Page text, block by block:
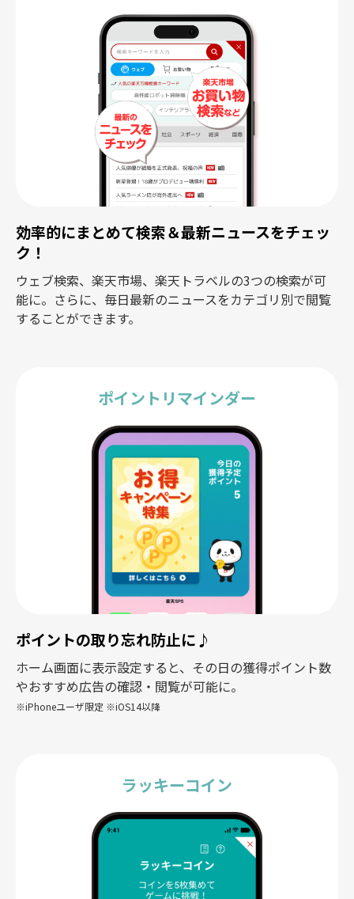
効率的にまとめて検索＆最新ニュースをチェッ
ク！
ウェブ検索、楽天市場、楽天トラベルの3つの検索が可
能に。さらに、毎日最新のニュースをカテゴリ別で閲覧
することができます。
ポイントリマインダー
ポイントの取り忘れ防止に♪
ホーム画面に表示設定すると、その日の獲得ポイント数
やおすすめ広告の確認・閲覧が可能に。
※iPhoneユーザ限定 ※iOS14以降
ラッキーコイン